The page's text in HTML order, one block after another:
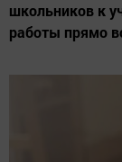
школьников к
работы прямо